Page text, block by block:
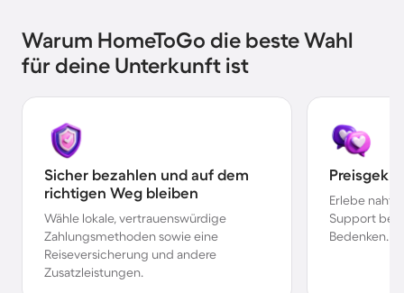
Warum HomeToGo die beste Wahl
für deine Unterkunft ist
Sicher bezahlen und auf dem
richtigen Weg bleiben
Wähle lokale, vertrauenswürdige
Zahlungsmethoden sowie eine
Reiseversicherung und andere
Zusatzleistungen.
Erlebe
Support bei
Bedenken.